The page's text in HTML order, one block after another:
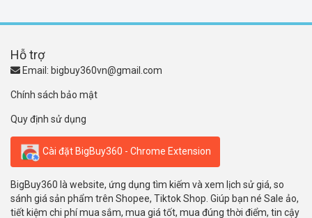
Hỗ trợ
Email: bigbuy360vn@gmail.com
Chính sách bảo mật
Quy định sử dụng
Cài đặt BigBuy360 - Chrome Extension
BigBuy360 là website, ứng dụng tìm kiếm và xem lịch sử giá, so
sánh giá sản phẩm trên Shopee, Tiktok Shop. Giúp bạn né Sale ảo,
tiết kiệm chi phí mua sắm, mua giá tốt, mua đúng thời điểm, tin cậy